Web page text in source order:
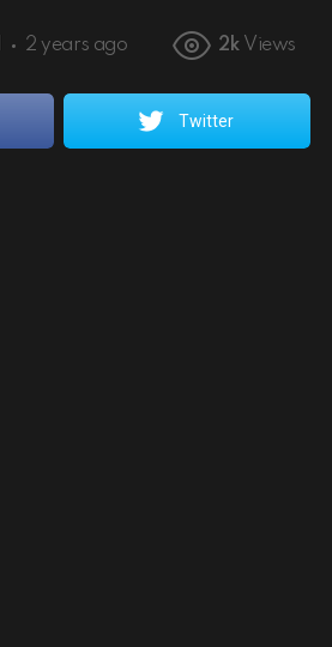
2 years ago 2k Views
Twitter